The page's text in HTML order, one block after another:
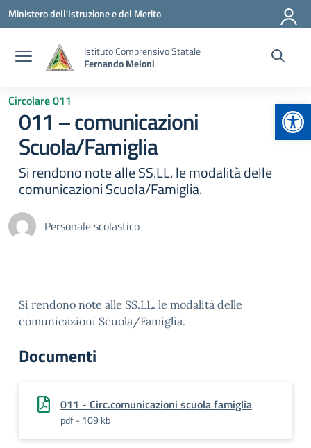
Vai ai contenuti
Vai al menu di navigazione
Vai al footer
Ministero dell'Istruzione e del Merito
Istituto Comprensivo Statale
Fernando Meloni
Circolare 011
011 – comunicazioni
Scuola/Famiglia
Si rendono note alle SS.LL. le modalità delle
comunicazioni Scuola/Famiglia.
Personale scolastico
Si rendono note alle SS.LL. le modalità delle
comunicazioni Scuola/Famiglia.
Documenti
011 - Circ.comunicazioni scuola famiglia
pdf - 109 kb